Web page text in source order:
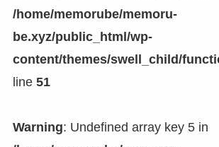
/home/memorube/memoru-
be.xyz/public_html/wp-
content/themes/swell_child/
line 51
Warning: Undefined array key 5 in